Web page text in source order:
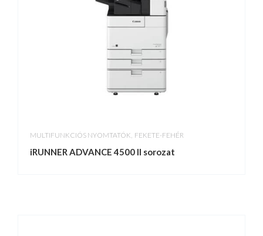
MULTIFUNKCIÓS NYOMTATÓK FEKETE-FEHÉR
iRUNNER ADVANCE 4500 II sorozat